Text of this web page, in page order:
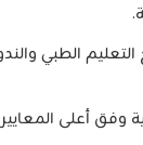
الطبي
وفق أعلى